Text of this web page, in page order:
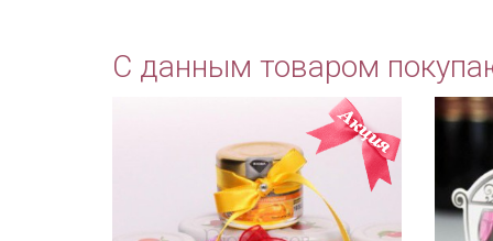
С данным товаром